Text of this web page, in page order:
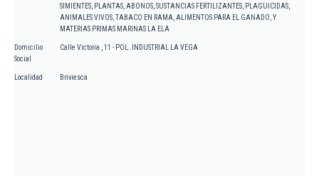
SIMIENTES, PLANTAS, ABONOS, SUSTANCIAS FERTILIZANTES, PLAGUICIDAS,
ANIMALES VIVOS, TABACO EN RAMA, ALIMENTOS PARA EL GANADO, Y
MATERIAS PRIMAS MARINAS LA ELA
Domicilio
Social
Calle Victoria , 11 - POL. INDUSTRIAL LA VEGA
Localidad Briviesca